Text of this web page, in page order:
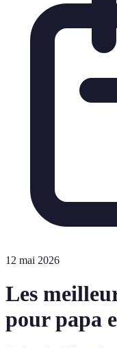
12 mai 2026
Les
pour papa